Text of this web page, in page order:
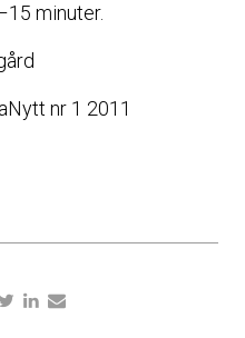
minuter.
nr 1 2011